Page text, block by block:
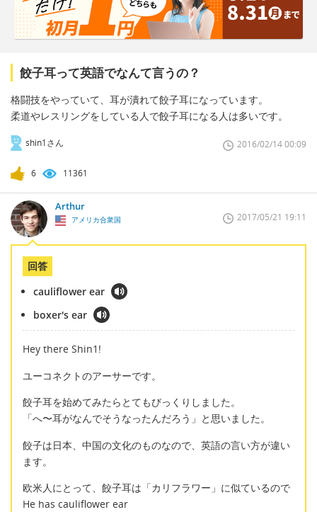
餃子耳って英語でなんて言うの？
格闘技をやっていて、耳が潰れて餃子耳になっています。
柔道やレスリングをしている人で餃子耳になる人は多いです。
shin1さん 2016/02/14 00:09
6 11361
Arthur
アメリカ合衆国 2017/05/21 19:11
回答
cauliflower ear
boxer's ear
Hey there Shin1!
ユーコネクトのアーサーです。
餃子耳を始めてみたらとてもびっくりしました。
「へ〜耳がなんでそうなったんだろう」と思いました。
餃子は日本、中国の文化のものなので、英語の言い方が違い
ます。
欧米人にとって、餃子耳は「カリフラワー」に似ているので
He has cauliflower ear